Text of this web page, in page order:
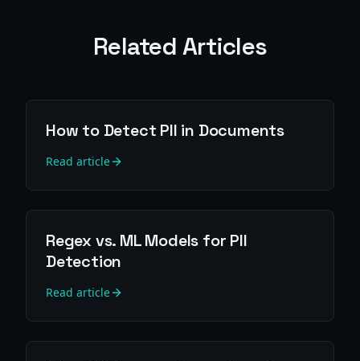
Related Articles
How to Detect PII in Documents
Read article
Regex vs. ML Models for PII
Detection
Read article